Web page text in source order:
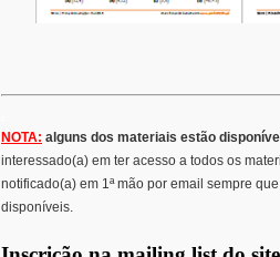
NOTA: alguns dos materiais estão
interessado(a) em ter acesso a todos os
notificado(a) em 1ª mão por email sempre
disponíveis.